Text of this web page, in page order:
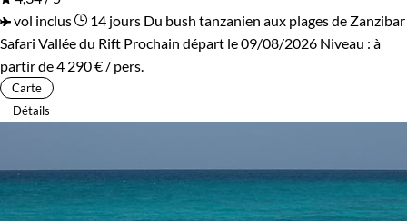
vol inclus
14 jours Du bush tanzanien aux plages de Zanzibar
Safari Vallée du Rift Prochain départ le 09/08/2026 Niveau : à
partir de4 290 € / pers.
Carte
Détails